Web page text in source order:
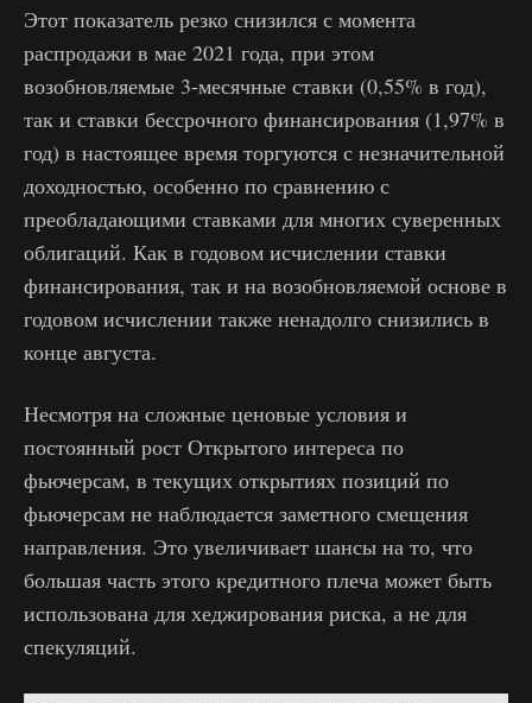
Этот показатель резко снизился с момента
распродажи в мае 2021 года, при этом
возобновляемые 3-месячные ставки (0,55% в год),
так и ставки бессрочного финансирования (1,97% в
год) в настоящее время торгуются с незначительной
доходностью, особенно по сравнению с
преобладающими ставками для многих суверенных
облигаций. Как в годовом исчислении ставки
финансирования, так и на возобновляемой основе в
годовом исчислении также ненадолго снизились в
конце августа.
Несмотря на сложные ценовые условия и
постоянный рост Открытого интереса по
фьючерсам, в текущих открытиях позиций по
фьючерсам не наблюдается заметного смещения
направления. Это увеличивает шансы на то, что
большая часть этого кредитного плеча может быть
использована для хеджирования риска, а не для
спекуляций.